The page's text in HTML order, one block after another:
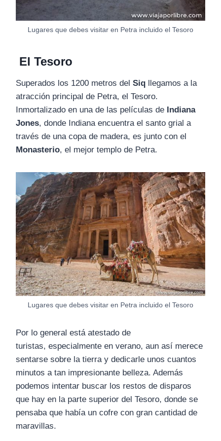
Lugares que debes visitar en Petra incluido el Tesoro
El Tesoro
Superados los 1200 metros del Siq llegamos a la
atracción principal de Petra, el Tesoro.
Inmortalizado en una de las películas de Indiana
Jones, donde Indiana encuentra el santo grial a
través de una copa de madera, es junto con el
Monasterio, el mejor templo de Petra.
Lugares que debes visitar en Petra incluido el Tesoro
Por lo general está atestado de
turistas, especialmente en verano, aun así merece
sentarse sobre la tierra y dedicarle unos cuantos
minutos a tan impresionante belleza. Además
podemos intentar buscar los restos de disparos
que hay en la parte superior del Tesoro, donde se
pensaba que había un cofre con gran cantidad de
maravillas.